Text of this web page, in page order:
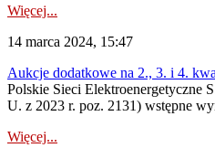
Więcej...
14 marca 2024, 15:47
Aukcje dodatkowe na 2., 3. i 4.
Polskie Sieci Elektroenergetyczne
U. z 2023 r. poz. 2131) wstępne
Więcej...